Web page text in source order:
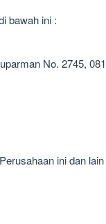
bawah ini :
No. 2745,
ini dan